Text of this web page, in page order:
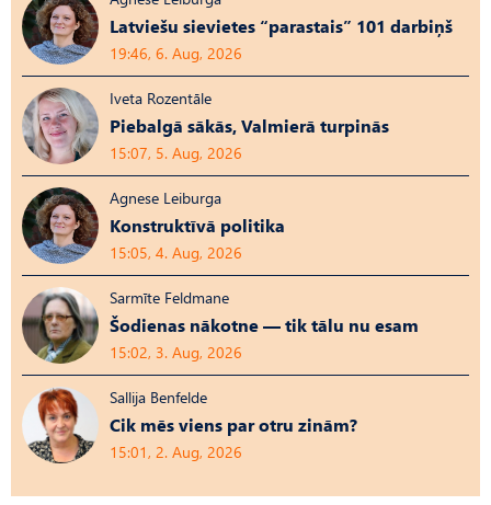
Latviešu sievietes “parastais” 101 darbiņš
19:46, 6. Aug, 2026
Iveta Rozentāle
Piebalgā sākās, Valmierā turpinās
15:07, 5. Aug, 2026
Agnese Leiburga
Konstruktīvā politika
15:05, 4. Aug, 2026
Sarmīte Feldmane
Šodienas nākotne — tik tālu nu esam
15:02, 3. Aug, 2026
Sallija Benfelde
Cik mēs viens par otru zinām?
15:01, 2. Aug, 2026